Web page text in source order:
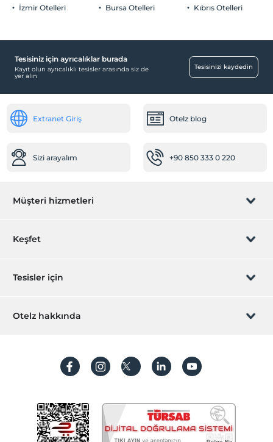
İzmir Otelleri Bursa Otelleri Kıbrıs Otelleri
Tesisiniz için ayrıcalıklar burada
Kayıt olun ayrıcalıklı tesisler arasında siz de
yer alın
Tesisinizi kaydedin
Extranet Giriş Otelz blog
Sizi arayalım +90 850 333 0 220
Müşteri hizmetleri
Rezervasyon yönet
Sıkça sorulan sorular
İşlem rehberi
Keşfet
Hediye Kart
Hesap oluştur
Tesisler için
Hemen tesisinizi ekleyin
Otelz hakkında
Koşullar ve şartlar